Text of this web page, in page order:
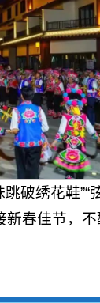
破绣花鞋
春佳节，不